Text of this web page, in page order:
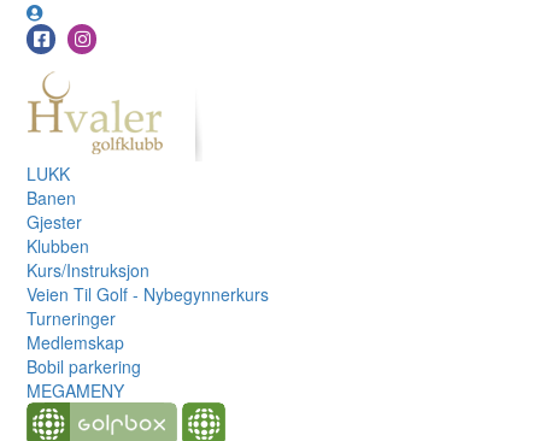
LUKK
Banen
Gjester
Klubben
Kurs/Instruksjon
Veien Til Golf - Nybegynnerkurs
Turneringer
Medlemskap
Bobil parkering
MEGAMENY